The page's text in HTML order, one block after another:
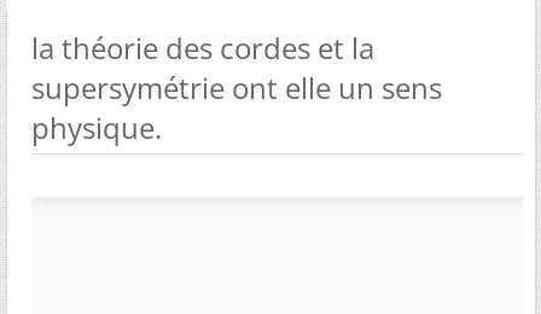
la théorie des cordes et la
supersymétrie ont elle un sens
physique.